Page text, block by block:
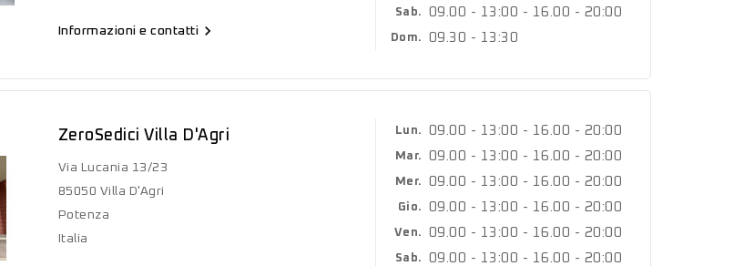
Informazioni e contatti 
Sab. 09.00 - 13:00 - 16.00 - 20:00
Dom. 09.30 - 13:30
ZeroSedici Villa D'Agri
Via Lucania 13/23
85050 Villa D'Agri
Potenza
Italia
Lun. 09.00 - 13:00 - 16.00 - 20:00
Mar. 09.00 - 13:00 - 16.00 - 20:00
Mer. 09.00 - 13:00 - 16.00 - 20:00
Gio. 09.00 - 13:00 - 16.00 - 20:00
Ven. 09.00 - 13:00 - 16.00 - 20:00
Sab. 09.00 - 13:00 - 16.00 - 20:00